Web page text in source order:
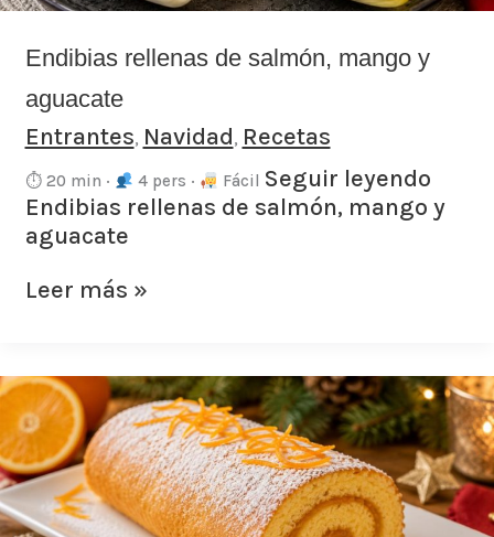
Endibias rellenas de salmón, mango y
aguacate
Entrantes, Navidad, Recetas
⏱ 20 min · 4 pers · Fácil Seguir leyendo
Endibias rellenas de salmón, mango y
aguacate
Leer más »
Tronco
de
bizcocho
de
naranja